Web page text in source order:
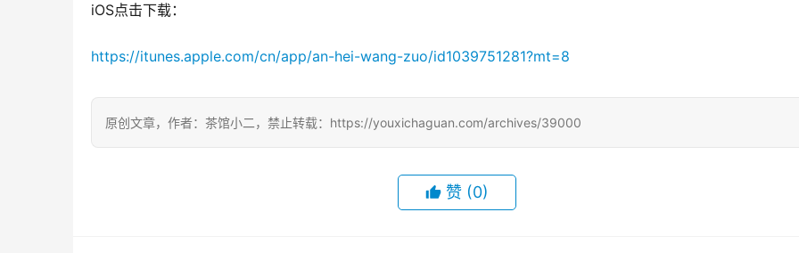
iOS点击下载：
https://itunes.apple.com/cn/app/an-hei-wang-zuo/id1039751281?mt=8
原创文章，作者：茶馆小二，禁止转载：https://youxichaguan.com/archives/39000
赞 (0)